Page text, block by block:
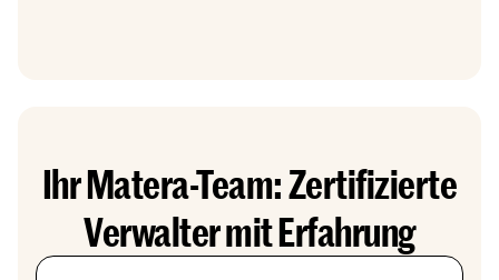
Ihr Matera-Team: Zertifizierte
Verwalter mit Erfahrung